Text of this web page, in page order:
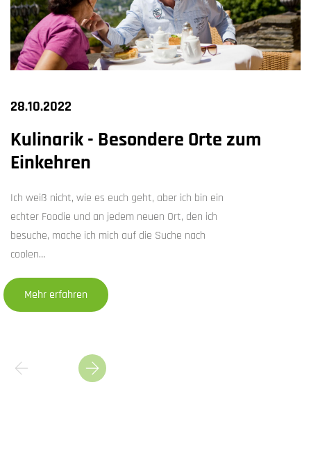
28.10.2022
Kulinarik - Besondere Orte zum
Einkehren
Ich weiß nicht, wie es euch geht, aber ich bin ein
echter Foodie und an jedem neuen Ort, den ich
besuche, mache ich mich auf die Suche nach
coolen…
Mehr erfahren